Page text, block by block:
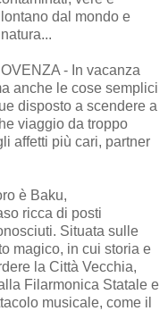
dal mondo e
- In vacanza
anche le cose semplici
disposto a scendere a
viaggio da troppo
affetti più cari, partner
è Baku,
ricca di posti
Situata sulle
magico, in cui storia e
la Città Vecchia,
Filarmonica Statale e
musicale, come il